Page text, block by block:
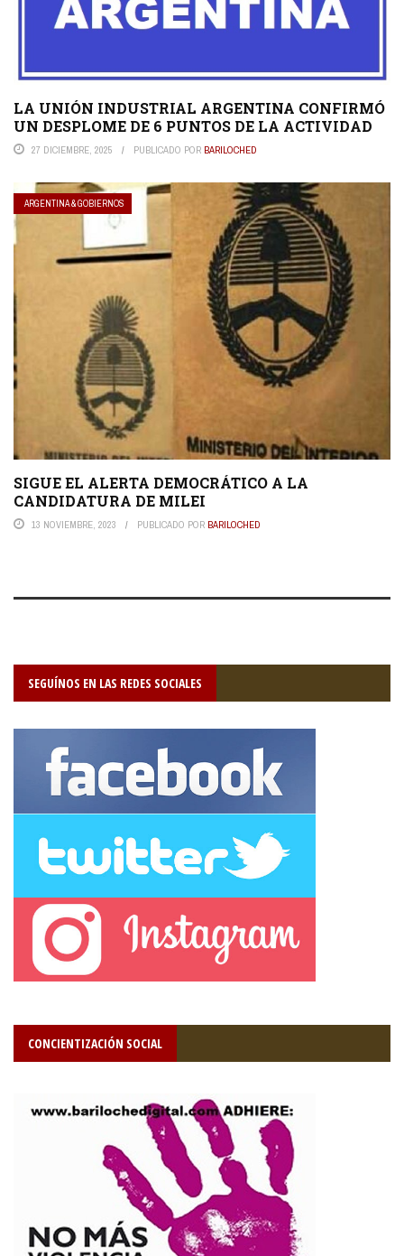
LA UNIÓN INDUSTRIAL ARGENTINA CONFIRMÓ
UN DESPLOME DE 6 PUNTOS DE LA ACTIVIDAD
27 DICIEMBRE, 2025 PUBLICADO POR BARILOCHED
ARGENTINA & GOBIERNOS
SIGUE EL ALERTA DEMOCRÁTICO A LA
CANDIDATURA DE MILEI
13 NOVIEMBRE, 2023 PUBLICADO POR BARILOCHED
SEGUÍNOS EN LAS REDES SOCIALES
CONCIENTIZACIÓN SOCIAL